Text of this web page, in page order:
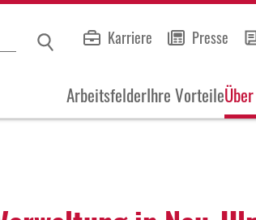
Karriere Presse
ArbeitsfelderIhre Vorteile